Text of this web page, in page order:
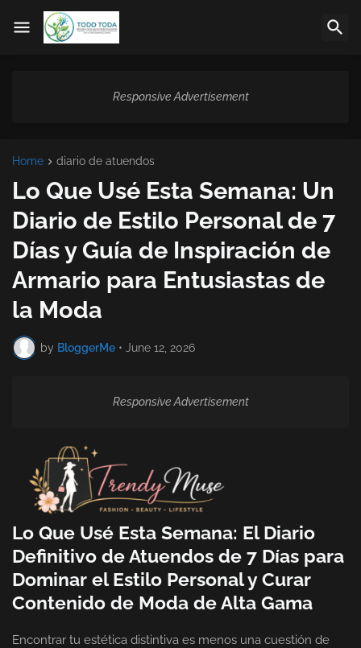
Responsive Advertisement
Home diario de atuendos
Lo Que Usé Esta Semana: Un
Diario de Estilo Personal de 7
Días y Guía de Inspiración de
Armario para Entusiastas de
la Moda
by BloggerMe • June 12, 2026
Responsive Advertisement
Lo Que Usé Esta Semana: El Diario
Definitivo de Atuendos de 7 Días para
Dominar el Estilo Personal y Curar
Contenido de Moda de Alta Gama
Encontrar tu estética distintiva es menos una cuestión de